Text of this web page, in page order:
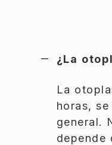
¿La
La
horas,
general.
depende